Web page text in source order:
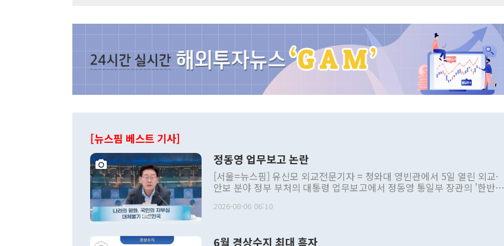
[뉴스핌 베스트 기사]
정동영 업무보고 논란
[서울=뉴스핌] 유신모 외교전문기자 = 청와대 영빈관에서 5일 열린 외교·
안보 분야 정부 부처의 대통령 업무보고에서 정동영 통일부 장관의 '한반도
발언 중에는 정부 내 조율을 거치지 않은 사안을 정책으로 추진하겠다고 공
2026-08-06 06:10
6월 경상수지 최대 흑자